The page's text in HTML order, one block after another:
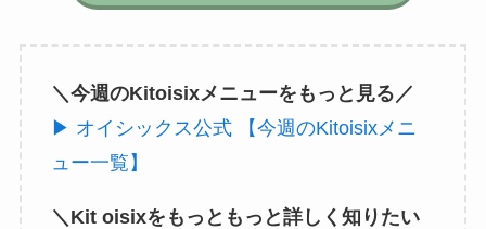
＼今週のKitoisixメニューをもっと見る／
▶ オイシックス公式 【今週のKitoisixメニ
ュー一覧】
＼Kit oisixをもっともっと詳しく知りたい